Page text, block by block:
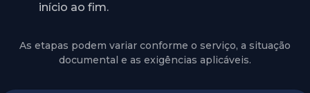
início ao fim.
As etapas podem variar conforme o serviço, a situação
documental e as exigências aplicáveis.